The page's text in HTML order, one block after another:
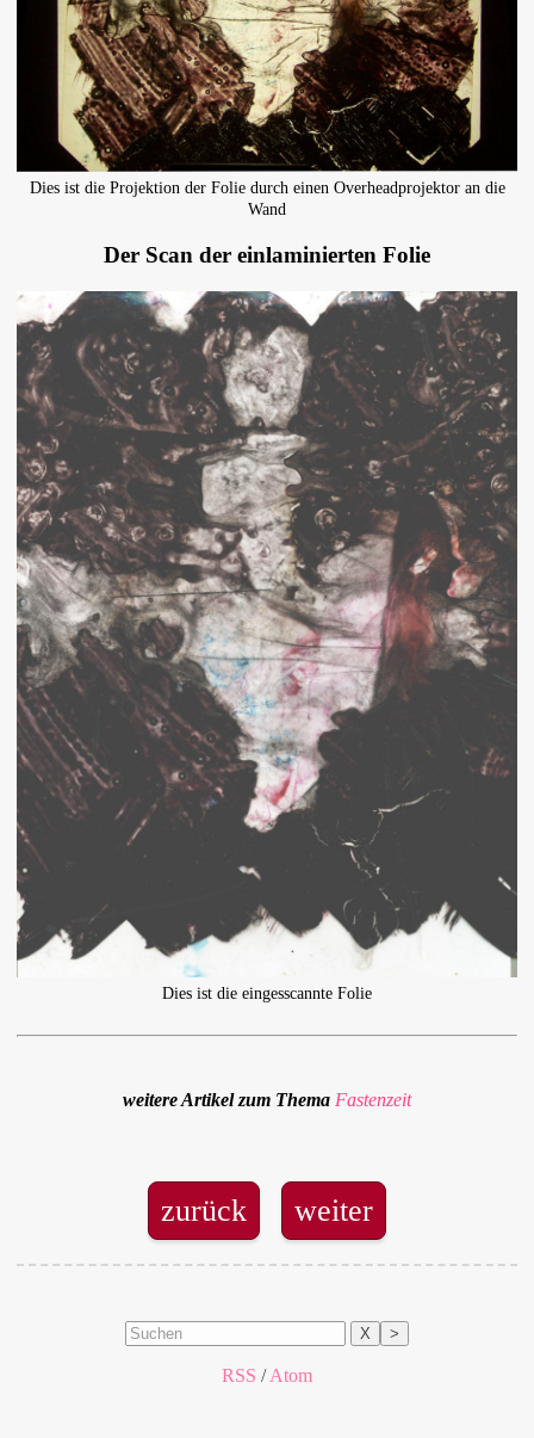
Dies ist die Projektion der Folie durch einen Overheadprojektor an die
Wand
Der Scan der einlaminierten Folie
Dies ist die eingesscannte Folie
weitere Artikel zum Thema Fastenzeit
zurück weiter
X >
RSS /Atom